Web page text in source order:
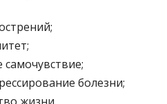
болезни;
жизни.